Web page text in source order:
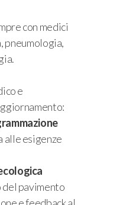
con medici
pneumologia,
e
alle esigenze
pavimento